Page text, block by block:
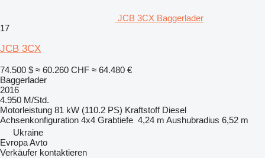
JCB 3CX Baggerlader
17
JCB 3CX
74.500 $ ≈ 60.260 CHF ≈ 64.480 €
Baggerlader
2016
4.950 M/Std.
Motorleistung 81 kW (110.2 PS) Kraftstoff Diesel
Achsenkonfiguration 4x4 Grabtiefe 4,24 m Aushubradius 6,52 m
Ukraine
Evropa Avto
Verkäufer kontaktieren